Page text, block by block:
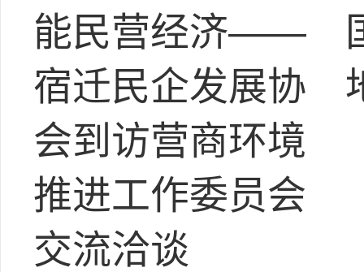
能民营经济——
宿迁民企发展协
会到访营商环境
推进工作委员会
交流洽谈